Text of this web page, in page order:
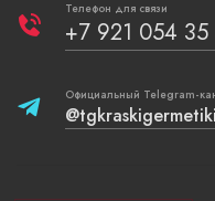
Телефон для связи
+7 921 054 35
Официальный Telegram-
@tgkraskigermetiki